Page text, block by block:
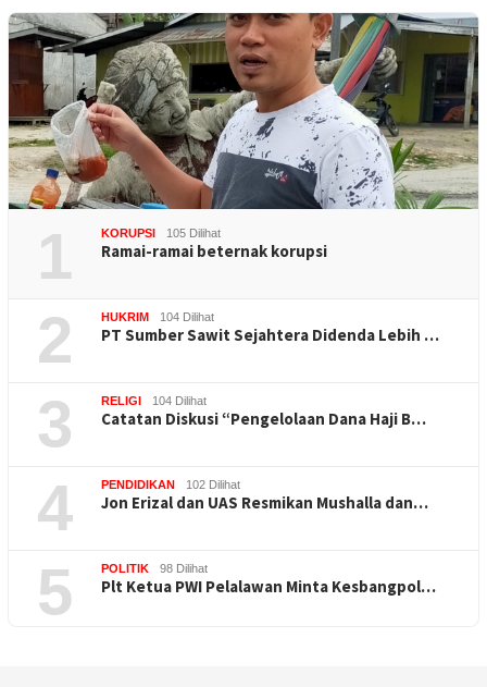
1 KORUPSI 105 Dilihat
Ramai-ramai beternak korupsi
2 HUKRIM 104 Dilihat
PT Sumber Sawit Sejahtera Didenda Lebih …
3 RELIGI 104 Dilihat
Catatan Diskusi “Pengelolaan Dana Haji B…
4 PENDIDIKAN 102 Dilihat
Jon Erizal dan UAS Resmikan Mushalla dan…
5 POLITIK 98 Dilihat
Plt Ketua PWI Pelalawan Minta Kesbangpol…